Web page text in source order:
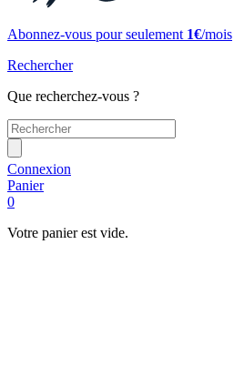
Abonnez-vous pour seulement 1€/mois
Rechercher
Que recherchez-vous ?
Connexion
Panier
0
Votre panier est vide.